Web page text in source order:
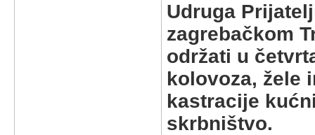
Udruga
zagrebačkom
održati u
kolovoza, žele
kastracije
skrbništvo.